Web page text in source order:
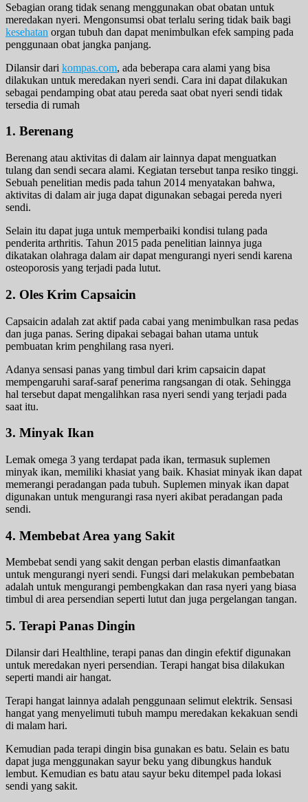
Sebagian orang tidak senang menggunakan obat obatan untuk
meredakan nyeri. Mengonsumsi obat terlalu sering tidak baik bagi
kesehatan organ tubuh dan dapat menimbulkan efek samping pada
penggunaan obat jangka panjang.
Dilansir dari kompas.com, ada beberapa cara alami yang bisa
dilakukan untuk meredakan nyeri sendi. Cara ini dapat dilakukan
sebagai pendamping obat atau pereda saat obat nyeri sendi tidak
tersedia di rumah
1. Berenang
Berenang atau aktivitas di dalam air lainnya dapat menguatkan
tulang dan sendi secara alami. Kegiatan tersebut tanpa resiko tinggi.
Sebuah penelitian medis pada tahun 2014 menyatakan bahwa,
aktivitas di dalam air juga dapat digunakan sebagai pereda nyeri
sendi.
Selain itu dapat juga untuk memperbaiki kondisi tulang pada
penderita arthritis. Tahun 2015 pada penelitian lainnya juga
dikatakan olahraga dalam air dapat mengurangi nyeri sendi karena
osteoporosis yang terjadi pada lutut.
2. Oles Krim Capsaicin
Capsaicin adalah zat aktif pada cabai yang menimbulkan rasa pedas
dan juga panas. Sering dipakai sebagai bahan utama untuk
pembuatan krim penghilang rasa nyeri.
Adanya sensasi panas yang timbul dari krim capsaicin dapat
mempengaruhi saraf-saraf penerima rangsangan di otak. Sehingga
hal tersebut dapat mengalihkan rasa nyeri sendi yang terjadi pada
saat itu.
3. Minyak Ikan
Lemak omega 3 yang terdapat pada ikan, termasuk suplemen
minyak ikan, memiliki khasiat yang baik. Khasiat minyak ikan dapat
memerangi peradangan pada tubuh. Suplemen minyak ikan dapat
digunakan untuk mengurangi rasa nyeri akibat peradangan pada
sendi.
4. Membebat Area yang Sakit
Membebat sendi yang sakit dengan perban elastis dimanfaatkan
untuk mengurangi nyeri sendi. Fungsi dari melakukan pembebatan
adalah untuk mengurangi pembengkakan dan rasa nyeri yang biasa
timbul di area persendian seperti lutut dan juga pergelangan tangan.
5. Terapi Panas Dingin
Dilansir dari Healthline, terapi panas dan dingin efektif digunakan
untuk meredakan nyeri persendian. Terapi hangat bisa dilakukan
seperti mandi air hangat.
Terapi hangat lainnya adalah penggunaan selimut elektrik. Sensasi
hangat yang menyelimuti tubuh mampu meredakan kekakuan sendi
di malam hari.
Kemudian pada terapi dingin bisa gunakan es batu. Selain es batu
dapat juga menggunakan sayur beku yang dibungkus handuk
lembut. Kemudian es batu atau sayur beku ditempel pada lokasi
sendi yang sakit.